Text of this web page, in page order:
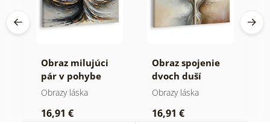
Obraz milujúci
pár v pohybe
Obrazy láska
16,91 €
Obraz spojenie
dvoch duší
Obrazy láska
16,91 €